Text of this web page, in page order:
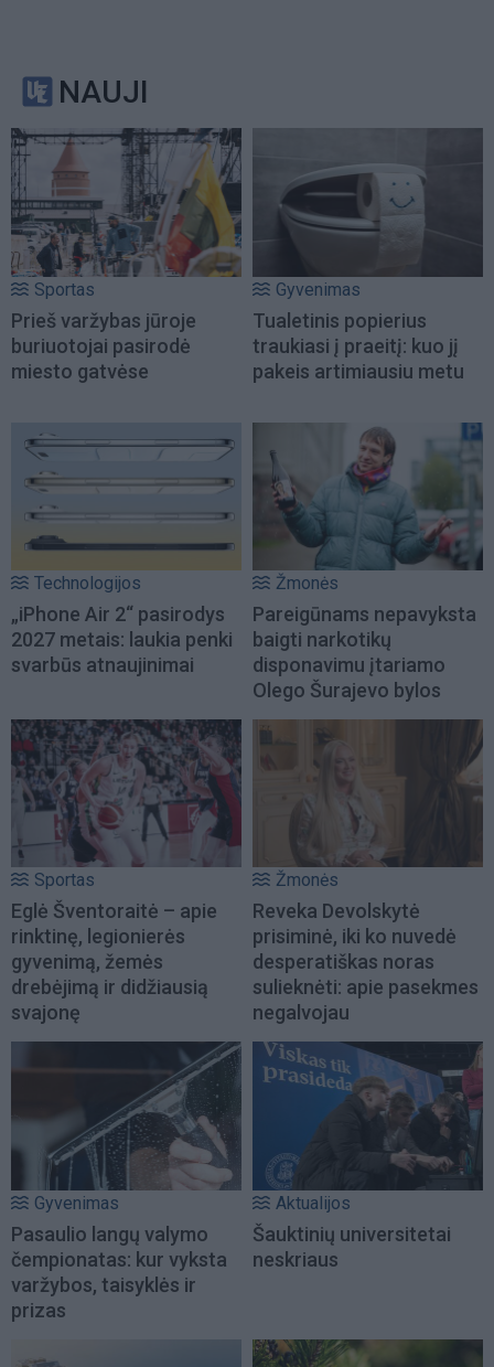
NAUJI
Sportas
Prieš varžybas jūroje
buriuotojai pasirodė
miesto gatvėse
Gyvenimas
Tualetinis popierius
traukiasi į praeitį: kuo jį
pakeis artimiausiu metu
Technologijos
„iPhone Air 2“ pasirodys
2027 metais: laukia penki
svarbūs atnaujinimai
Žmonės
Pareigūnams nepavyksta
baigti narkotikų
disponavimu įtariamo
Olego Šurajevo bylos
Sportas
Eglė Šventoraitė – apie
rinktinę, legionierės
gyvenimą, žemės
drebėjimą ir didžiausią
svajonę
Žmonės
Reveka Devolskytė
prisiminė, iki ko nuvedė
desperatiškas noras
sulieknėti: apie pasekmes
negalvojau
Gyvenimas
Pasaulio langų valymo
čempionatas: kur vyksta
varžybos, taisyklės ir
prizas
Aktualijos
Šauktinių universitetai
neskriaus